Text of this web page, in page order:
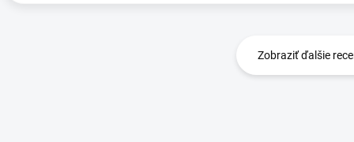
Zobraziť ďalšie